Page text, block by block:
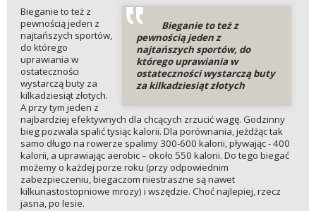
Bieganie to też z
pewnością jeden z
najtańszych sportów, do
którego uprawiania w
ostateczności wystarczą buty
za kilkadziesiąt złotych
Bieganie to też z
pewnością jeden z
najtańszych sportów,
do którego
uprawiania w
ostateczności
wystarczą buty za
kilkadziesiąt złotych.
A przy tym jeden z
najbardziej efektywnych dla chcących zrzucić wagę. Godzinny
bieg pozwala spalić tysiąc kalorii. Dla porównania, jeżdżąc tak
samo długo na rowerze spalimy 300-600 kalorii, pływając - 400
kalorii, a uprawiając aerobic – około 550 kalorii. Do tego biegać
możemy o każdej porze roku (przy odpowiednim
zabezpieczeniu, biegaczom niestraszne są nawet
kilkunastostopniowe mrozy) i wszędzie. Choć najlepiej, rzecz
jasna, po lesie.